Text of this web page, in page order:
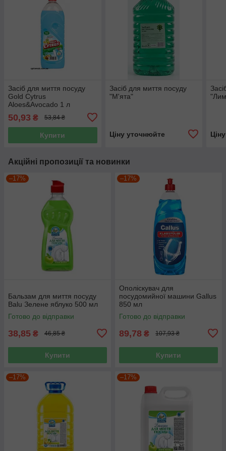
Засіб для миття посуду
Gold Cytrus
Aloes&Avocado 1 л
50,93 ₴ 53,84 ₴
Купити
Засіб для миття посуду
"М'ята"
Ціну уточнюйте
Акційні пропозиції та новинки
–17%
Бальзам для миття посуду
Balu Зелене яблуко 500 мл
Готово до відправки
38,85 ₴ 46,85 ₴
Купити
–17%
Ополіскувач для
посудомийної машини Gallus
850 мл
Готово до відправки
89,78 ₴ 107,93 ₴
Купити
–17% –17%